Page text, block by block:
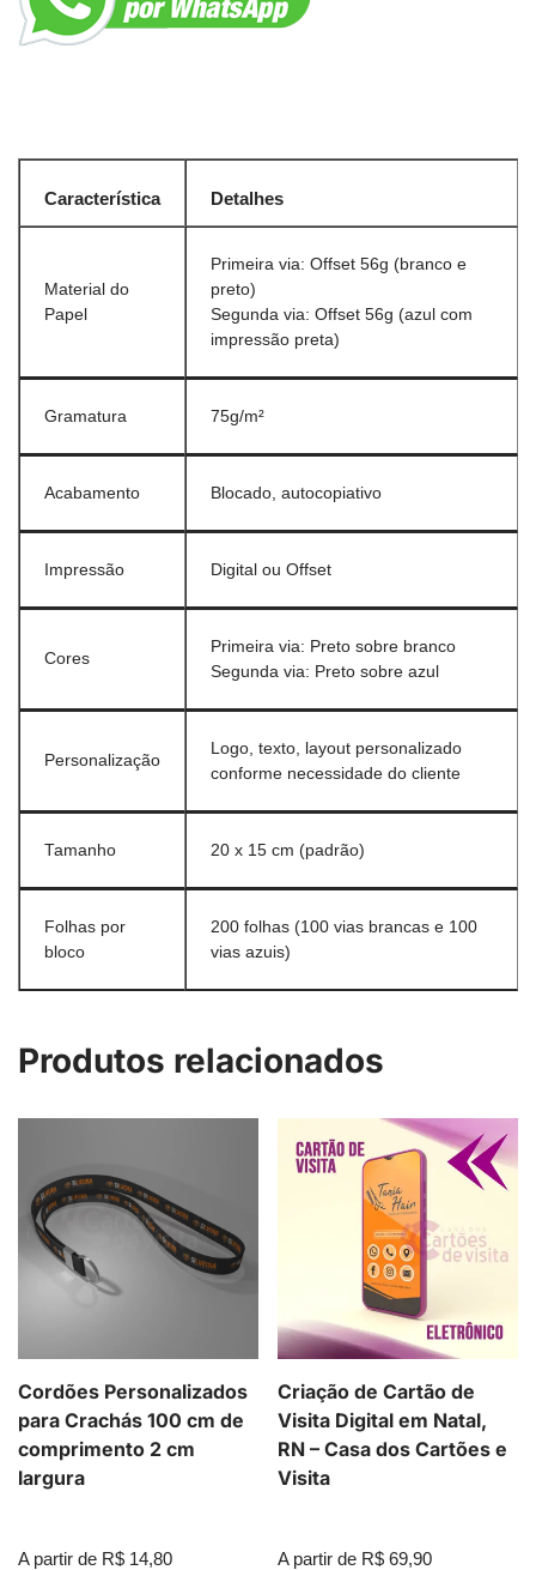
Característica Detalhes
Material do
Papel
Primeira via: Offset 56g (branco e
preto)
Segunda via: Offset 56g (azul com
impressão preta)
Gramatura 75g/m²
Acabamento Blocado, autocopiativo
Impressão Digital ou Offset
Cores
Primeira via: Preto sobre branco
Segunda via: Preto sobre azul
Personalização
Logo, texto, layout personalizado
conforme necessidade do cliente
Tamanho 20 x 15 cm (padrão)
Folhas por
bloco
200 folhas (100 vias brancas e 100
vias azuis)
Produtos relacionados
Cordões Personalizados
para Crachás 100 cm de
comprimento 2 cm
largura
A partir de R$ 14,80
Criação de Cartão de
Visita Digital em Natal,
RN – Casa dos Cartões e
Visita
A partir de R$ 69,90